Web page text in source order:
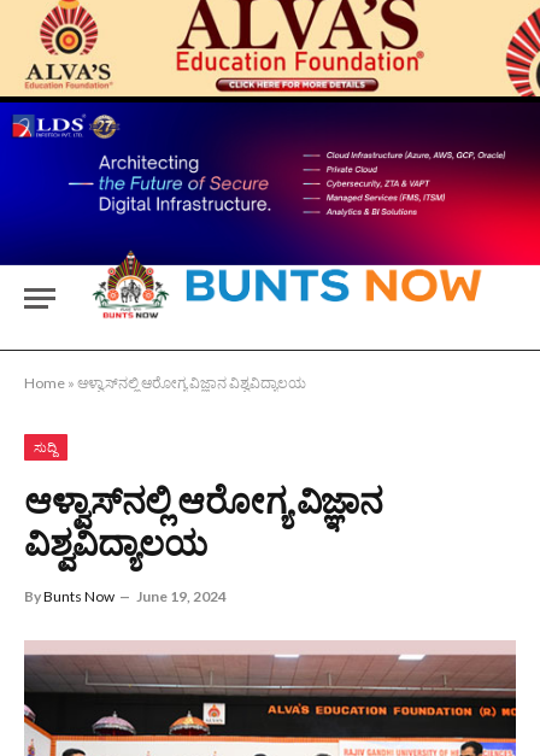
Home » ಆಳ್ವಾಸ್‍ನಲ್ಲಿ ಆರೋಗ್ಯ ವಿಜ್ಞಾನ ವಿಶ್ವವಿದ್ಯಾಲಯ
ಸುದ್ದಿ
ಆಳ್ವಾಸ್‍ನಲ್ಲಿ ಆರೋಗ್ಯ ವಿಜ್ಞಾನ
ವಿಶ್ವವಿದ್ಯಾಲಯ
ByBunts Now June 19, 2024